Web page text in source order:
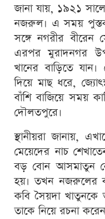
জানা যায়, ১৯২১
নজরুল। এ সময়
সঙ্গে নগরীর বীরেন
এরপর মুরাদনগর
খানের বাড়িতে
দিয়ে মাছ ধরে,
বাঁশি বাজিয়ে সময়
দৌলতপুরে।
স্থানীয়রা জানায়,
মেয়েদের নাচ
বড় বোন আসমাতুন
হয়। তখন নজরুলের
কবি সৈয়দা খাতুনকে
তাকে নিয়ে রচনা